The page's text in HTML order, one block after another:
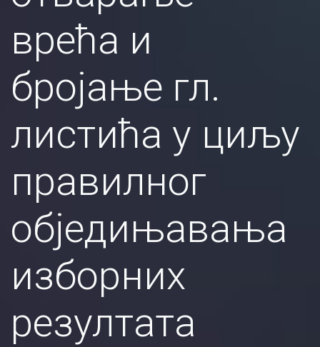
врећа и
бројање гл.
листића у циљу
правилног
обједињавања
изборних
резултата